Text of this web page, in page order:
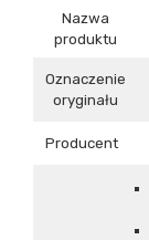
Nazwa
produktu
Oznaczenie
oryginału
Producent